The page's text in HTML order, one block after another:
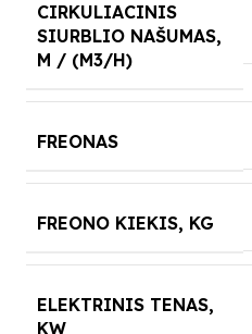
CIRKULIACINIS
SIURBLIO NAŠUMAS,
M / (M3/H)
FREONAS
FREONO KIEKIS, KG
ELEKTRINIS TENAS,
KW